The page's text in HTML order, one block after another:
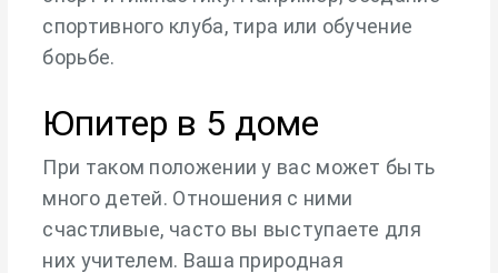
спортивного клуба, тира или обучение
борьбе.
Юпитер в 5 доме
При таком положении у вас может быть
много детей. Отношения с ними
счастливые, часто вы выступаете для
них учителем. Ваша природная